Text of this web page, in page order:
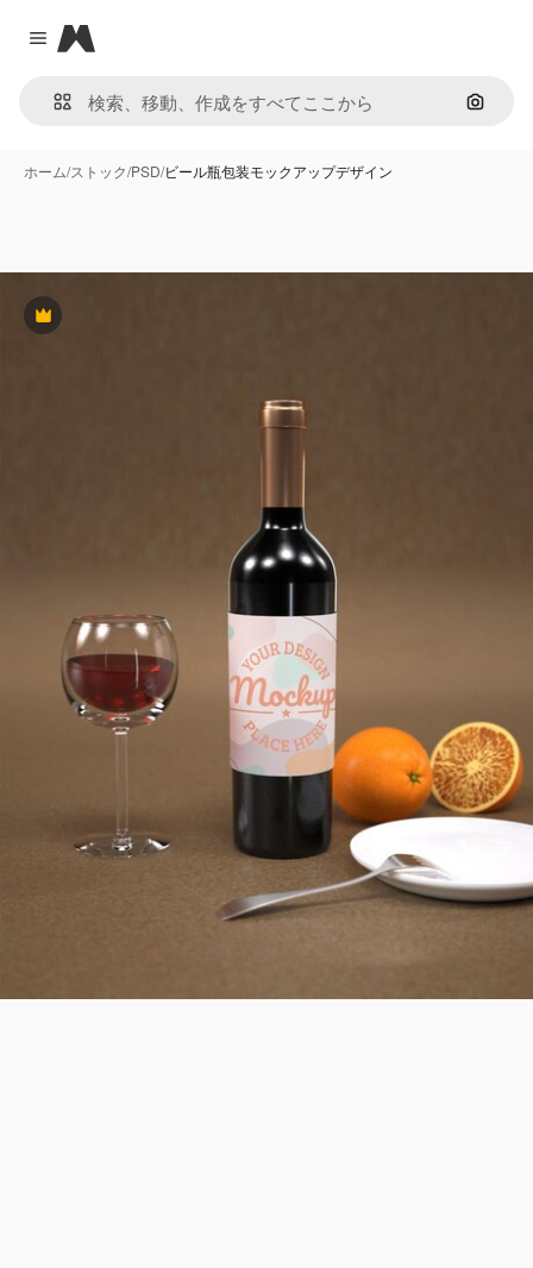
Close menu
Magnific
画像で
ホーム/ストック/PSD/ビール瓶包装モックアップデザイン
Premium